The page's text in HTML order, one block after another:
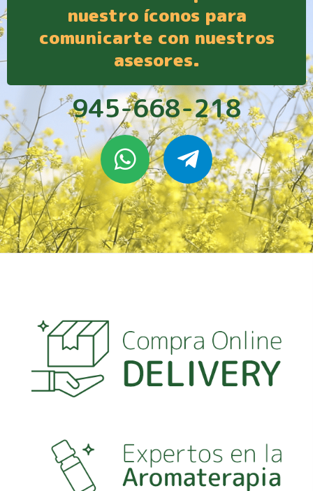
nuestro íconos para
comunicarte con nuestros
asesores.
945-668-218